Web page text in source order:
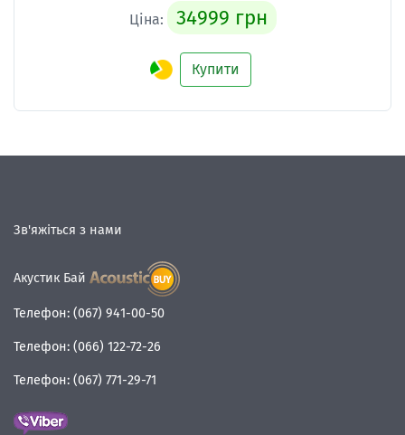
Ціна: 34999 грн
Купити
Зв'яжіться з нами
Акустик Бай
Телефон: (067) 941-00-50
Телефон: (066) 122-72-26
Телефон: (067) 771-29-71